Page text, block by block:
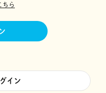
ちら
イン